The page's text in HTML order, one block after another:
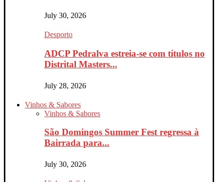
July 30, 2026
Desporto
ADCP Pedralva estreia-se com títulos no
Distrital Masters...
July 28, 2026
Vinhos & Sabores
Vinhos & Sabores
São Domingos Summer Fest regressa à
Bairrada para...
July 30, 2026